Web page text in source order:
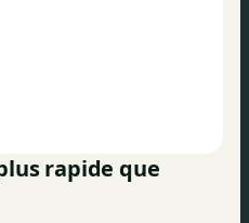
rapide que